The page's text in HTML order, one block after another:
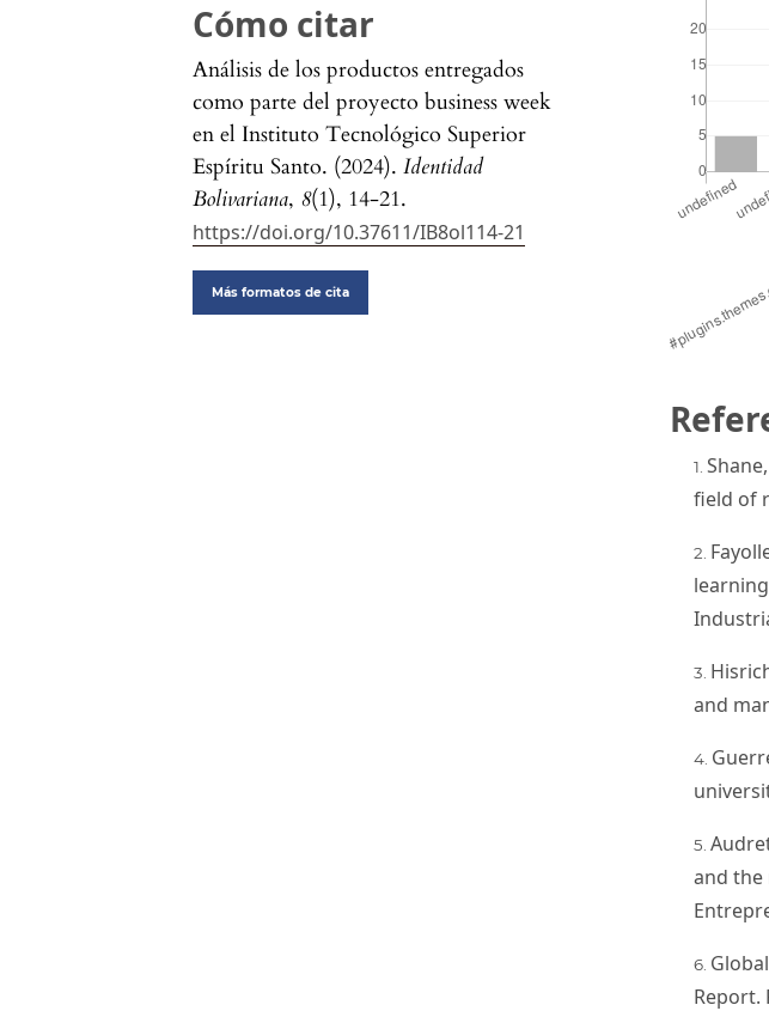
Cómo citar
Análisis de los productos entregados
como parte del proyecto business week
en el Instituto Tecnológico Superior
Espíritu Santo. (2024).Identidad
Bolivariana, 8(1), 14-21.
https://doi.org/10.37611/IB8ol114-21
Más formatos de cita
field of
and
and the
Report.